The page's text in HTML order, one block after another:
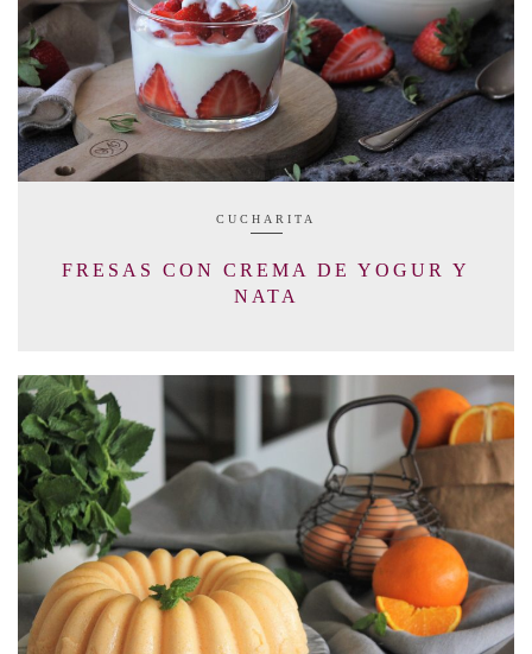
CUCHARITA
FRESAS CON CREMA DE YOGUR Y
NATA